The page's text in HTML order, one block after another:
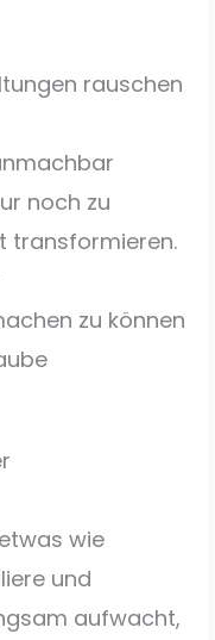
rauschen
noch zu
transformieren.
zu können
wie
und
aufwacht,